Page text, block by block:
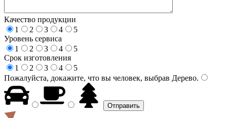
Качество продукции
1
2 3 4
5
Уровень сервиса
1
2 3 4
5
Срок изготовления
1
2 3 4
5
Пожалуйста, докажите, что вы человек, выбрав Дерево.